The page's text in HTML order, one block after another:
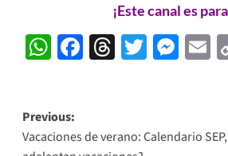
¡Este canal es
WhatsApp
Facebook
Threads
Post
navigation
Previous:
Vacaciones de verano: Calendario